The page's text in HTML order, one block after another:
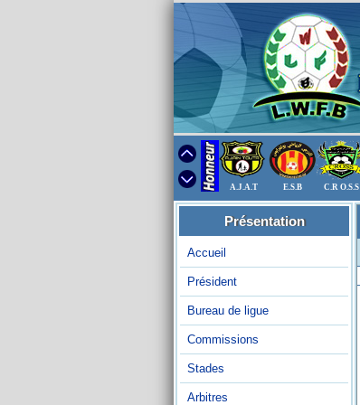
A.J.A.T E.S.B C.R O.S.S
Présentation
Accueil
Président
Bureau de ligue
Commissions
Stades
Arbitres